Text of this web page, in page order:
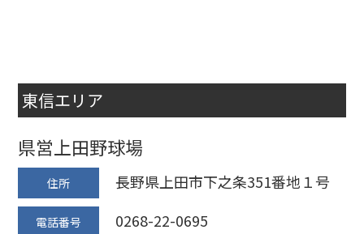
東信エリア
県営上田野球場
住所 長野県上田市下之条351番地１号
電話番号 0268-22-0695